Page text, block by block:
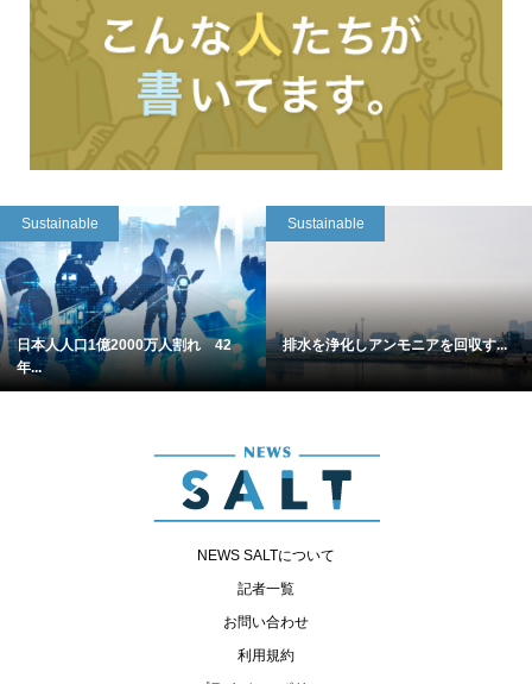
Sustainable
日本人人口1億2000万人割れ 42
年...
Sustainable
排水を浄化しアンモニアを回収す...
NEWS SALTについて
記者一覧
お問い合わせ
利用規約